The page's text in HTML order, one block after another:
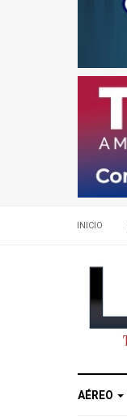
INICIO
AÉREO